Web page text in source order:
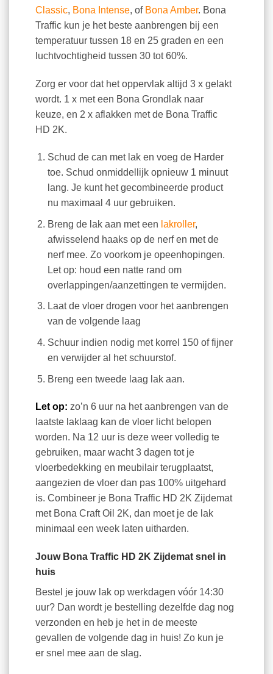
Classic, Bona Intense, of Bona Amber. Bona
Traffic kun je het beste aanbrengen bij een
temperatuur tussen 18 en 25 graden en een
luchtvochtigheid tussen 30 tot 60%.
Zorg er voor dat het oppervlak altijd 3 x gelakt
wordt. 1 x met een Bona Grondlak naar
keuze, en 2 x aflakken met de Bona Traffic
HD 2K.
Schud de can met lak en voeg de Harder
toe. Schud onmiddellijk opnieuw 1 minuut
lang. Je kunt het gecombineerde product
nu maximaal 4 uur gebruiken.
Breng de lak aan met een lakroller,
afwisselend haaks op de nerf en met de
nerf mee. Zo voorkom je opeenhopingen.
Let op: houd een natte rand om
overlappingen/aanzettingen te vermijden.
Laat de vloer drogen voor het aanbrengen
van de volgende laag
Schuur indien nodig met korrel 150 of fijner
en verwijder al het schuurstof.
Breng een tweede laag lak aan.
Let op: zo’n 6 uur na het aanbrengen van de
laatste laklaag kan de vloer licht belopen
worden. Na 12 uur is deze weer volledig te
gebruiken, maar wacht 3 dagen tot je
vloerbedekking en meubilair terugplaatst,
aangezien de vloer dan pas 100% uitgehard
is. Combineer je Bona Traffic HD 2K Zijdemat
met Bona Craft Oil 2K, dan moet je de lak
minimaal een week laten uitharden.
Jouw Bona Traffic HD 2K Zijdemat snel in
huis
Bestel je jouw lak op werkdagen vóór 14:30
uur? Dan wordt je bestelling dezelfde dag nog
verzonden en heb je het in de meeste
gevallen de volgende dag in huis! Zo kun je
er snel mee aan de slag.